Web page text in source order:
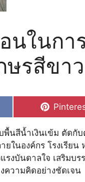
นในกา
ษรสีขาว
Share
นสีน้ำเงินเข้ม ตัดกั
ในองค์กร โรงเรียน
งบันดาลใจ เสริมบร
ความคิดอย่างชัดเจน